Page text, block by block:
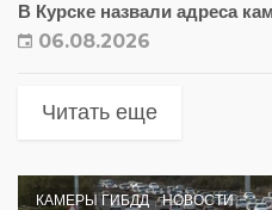
В Курске назвали адреса
06.08.2026
Читать еще
КАМЕРЫ ГИБДД НОВОСТИ